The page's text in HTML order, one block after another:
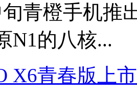
青橙手机推
N1的八核...
X6青春版上